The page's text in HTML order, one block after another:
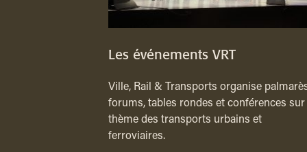
Les événements VRT
Ville, Rail & Transports organise
forums, tables rondes et conférences sur
thème des transports urbains et
ferroviaires.